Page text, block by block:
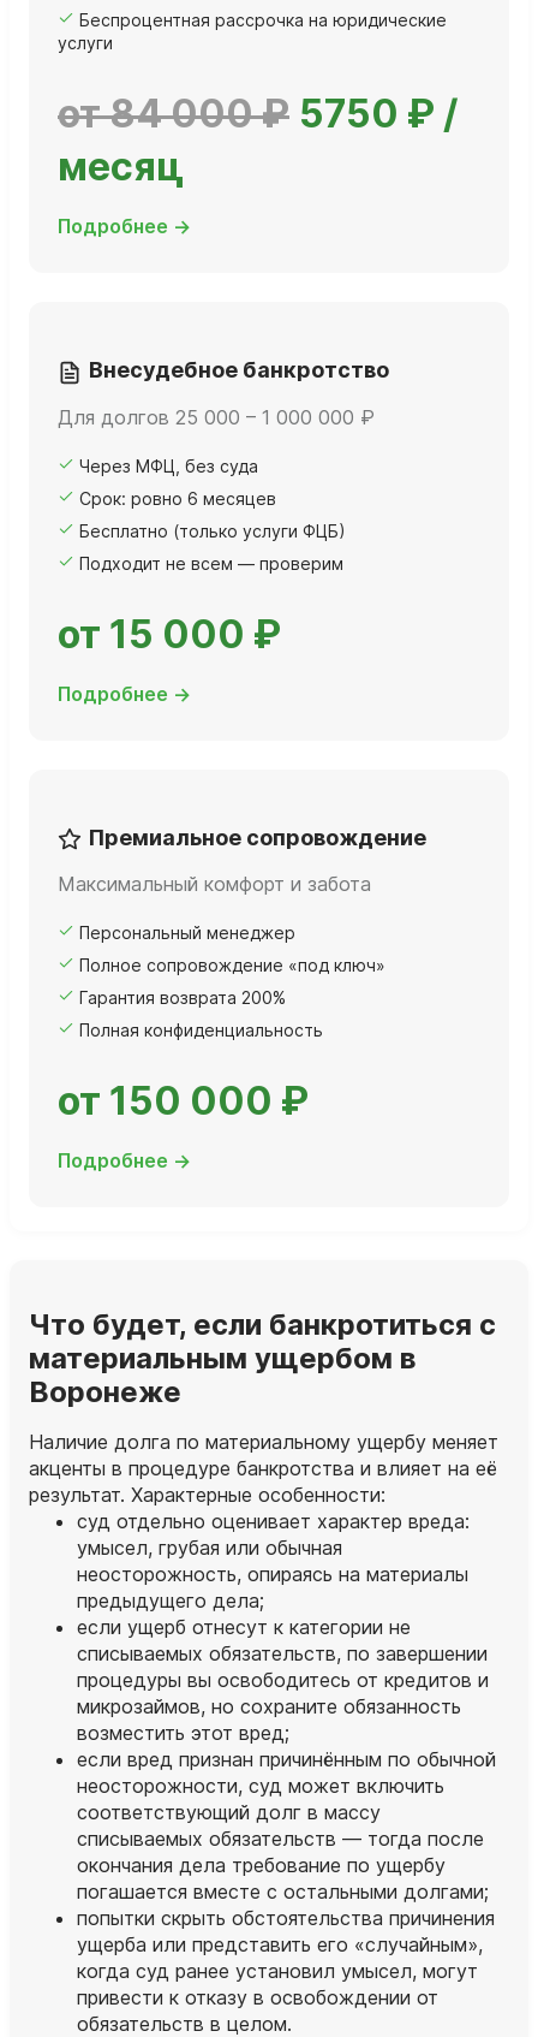
Беспроцентная рассрочка на юридические
услуги
от 84 000 ₽ 5750 ₽ /
месяц
Подробнее →
Внесудебное банкротство
Для долгов 25 000 – 1 000 000 ₽
Через МФЦ, без суда
Срок: ровно 6 месяцев
Бесплатно (только услуги ФЦБ)
Подходит не всем — проверим
от 15 000 ₽
Подробнее →
Премиальное сопровождение
Максимальный комфорт и забота
Персональный менеджер
Полное сопровождение «под ключ»
Гарантия возврата 200%
Полная конфиденциальность
от 150 000 ₽
Подробнее →
Что будет, если банкротиться с
материальным ущербом в
Воронеже
Наличие долга по материальному ущербу меняет
акценты в процедуре банкротства и влияет на её
результат. Характерные особенности:
суд отдельно оценивает характер вреда:
умысел, грубая или обычная
неосторожность, опираясь на материалы
предыдущего дела;
если ущерб отнесут к категории не
списываемых обязательств, по завершении
процедуры вы освободитесь от кредитов и
микрозаймов, но сохраните обязанность
возместить этот вред;
если вред признан причинённым по обычной
неосторожности, суд может включить
соответствующий долг в массу
списываемых обязательств — тогда после
окончания дела требование по ущербу
погашается вместе с остальными долгами;
попытки скрыть обстоятельства причинения
ущерба или представить его «случайным»,
когда суд ранее установил умысел, могут
привести к отказу в освобождении от
обязательств в целом.